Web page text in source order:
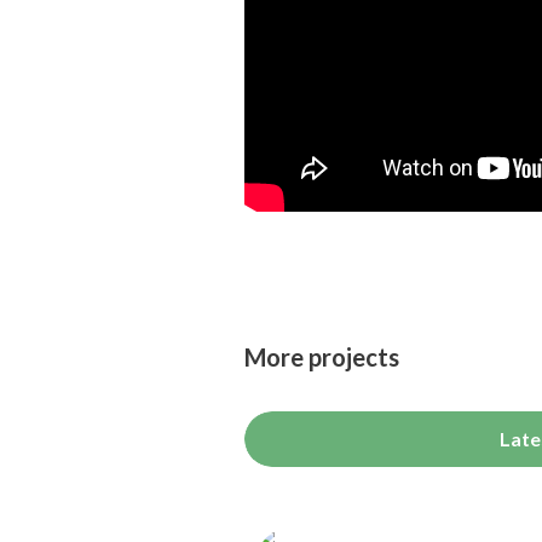
More projects